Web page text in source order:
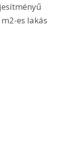
es lakás